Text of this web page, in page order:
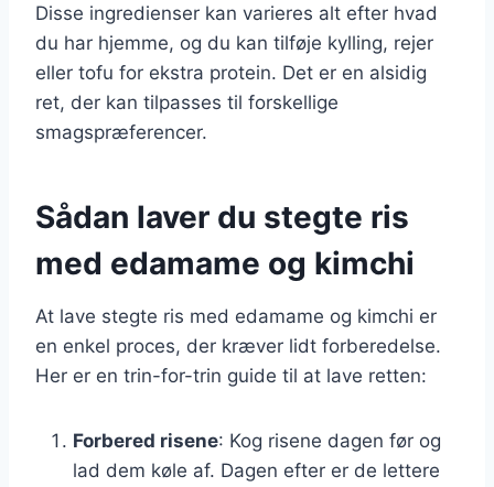
Disse ingredienser kan varieres alt efter hvad
du har hjemme, og du kan tilføje kylling, rejer
eller tofu for ekstra protein. Det er en alsidig
ret, der kan tilpasses til forskellige
smagspræferencer.
Sådan laver du stegte ris
med edamame og kimchi
At lave stegte ris med edamame og kimchi er
en enkel proces, der kræver lidt forberedelse.
Her er en trin-for-trin guide til at lave retten:
Forbered risene: Kog risene dagen før og
lad dem køle af. Dagen efter er de lettere